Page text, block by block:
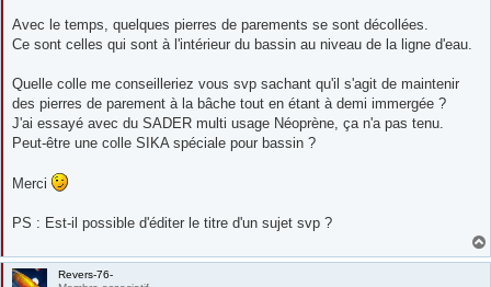
g
Avec le temps, quelques pierres de parements se sont décollées.
Ce sont celles qui sont à l'intérieur du bassin au niveau de la ligne d'eau.
Quelle colle me conseilleriez vous svp sachant qu'il s'agit de maintenir
des pierres de parement à la bâche tout en étant à demi immergée ?
J'ai essayé avec du SADER multi usage Néoprène, ça n'a pas tenu.
Peut-être une colle SIKA spéciale pour bassin ?
Merci
PS : Est-il possible d'éditer le titre d'un sujet svp ?
Revers-76-